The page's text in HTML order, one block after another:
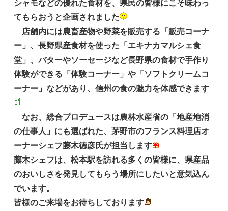
シャモなどの優れた食材を、県民の皆様にこそ味わっ
てもらおうと企画されました
店舗内には農畜産物や野菜を販売する「販売コーナ
ー」、長野県産食材を使った「エキナカマルシェ食
堂」、バターやソーセージなど長野県の食材で手作り
体験ができる「体験コーナー」や「ソフトクリームコ
ーナー」などがあり、信州の食の魅力を体感できます
なお、総合プロデュースは農林水産省の「地産地消
の仕事人」にも選ばれた、茅野市のフランス料理店オ
ーナーシェフ藤木徳彦氏が担当します
藤木シェフは、松本駅を訪れる多くの皆様に、県産品
のおいしさを発見してもらう場所にしたいと意気込ん
でいます。
皆様のご来場をお待ちしております